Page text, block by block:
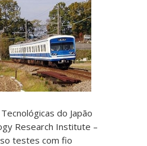
do Japão
Research Institute –
testes com fio